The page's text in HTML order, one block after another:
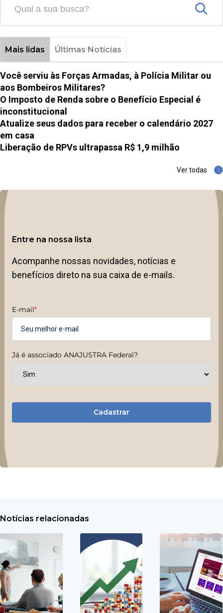
Mais lidas Últimas Notícias
Você serviu às Forças Armadas, à Polícia Militar ou
aos Bombeiros Militares?
O Imposto de Renda sobre o Benefício Especial é
inconstitucional
Atualize seus dados para receber o calendário 2027
em casa
Liberação de RPVs ultrapassa R$ 1,9 milhão
Ver todas
Entre na nossa lista
Acompanhe nossas novidades, notícias e
benefícios direto na sua caixa de e-mails.
E-mail*
Já é associado ANAJUSTRA Federal?
Cadastrar
Notícias relacionadas